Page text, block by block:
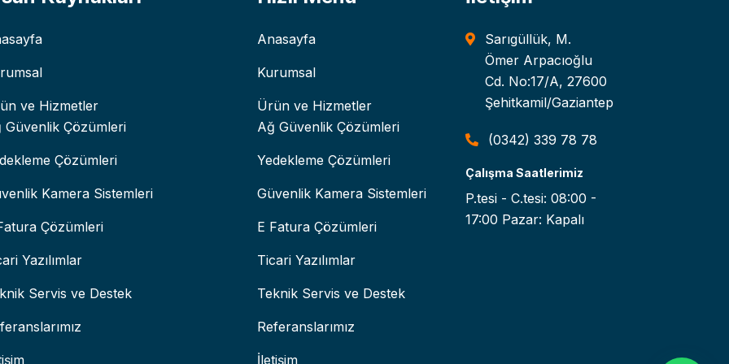
ve Hizmetler
Güvenlik Çözümleri
Çözümleri
Kamera Sistemleri
Çözümleri
Yazılımlar
Servis ve Destek
Anasayfa
Kurumsal
Ürün ve Hizmetler
Ağ Güvenlik Çözümleri
Yedekleme Çözümleri
Güvenlik Kamera Sistemleri
E Fatura Çözümleri
Ticari Yazılımlar
Teknik Servis ve Destek
Referanslarımız
İletişim
Sarıgüllük, M.
Ömer Arpacıoğlu
Cd. No:17/A, 27600
Şehitkamil/Gaziantep
(0342) 339 78 78
Çalışma Saatlerimiz
P.tesi - C.tesi: 08:00 -
17:00 Pazar: Kapalı